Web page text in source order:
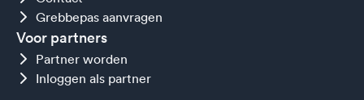
Grebbepas aanvragen
Voor partners
Partner worden
Inloggen als partner